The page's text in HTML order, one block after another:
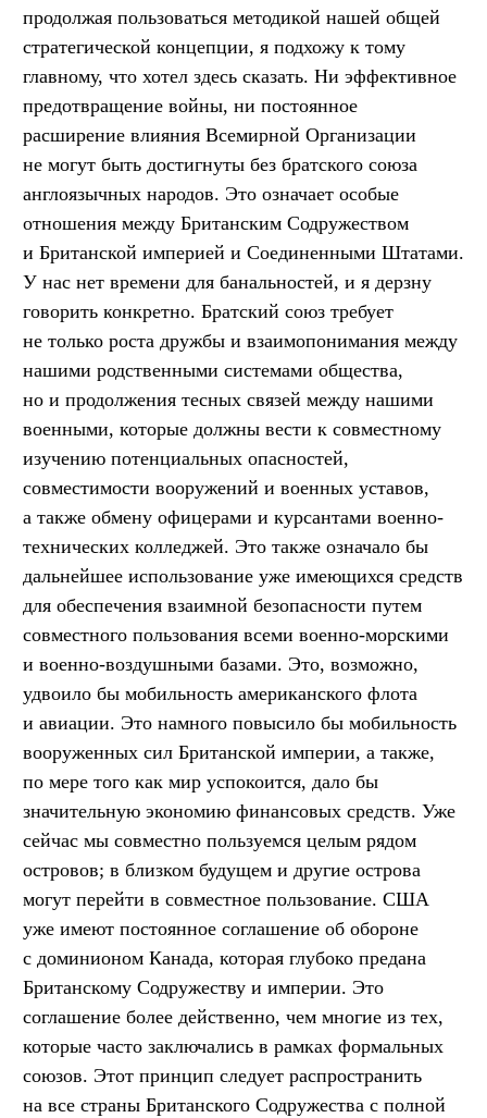
продолжая пользоваться методикой нашей общей
стратегической концепции, я подхожу к тому
главному, что хотел здесь сказать. Ни эффективное
предотвращение войны, ни постоянное
расширение влияния Всемирной Организации
не могут быть достигнуты без братского союза
англоязычных народов. Это означает особые
отношения между Британским Содружеством
и Британской империей и Соединенными Штатами.
У нас нет времени для банальностей, и я дерзну
говорить конкретно. Братский союз требует
не только роста дружбы и взаимопонимания между
нашими родственными системами общества,
но и продолжения тесных связей между нашими
военными, которые должны вести к совместному
изучению потенциальных опасностей,
совместимости вооружений и военных уставов,
а также обмену офицерами и курсантами военно-
технических колледжей. Это также означало бы
дальнейшее использование уже имеющихся средств
для обеспечения взаимной безопасности путем
совместного пользования всеми военно-морскими
и военно-воздушными базами. Это, возможно,
удвоило бы мобильность американского флота
и авиации. Это намного повысило бы мобильность
вооруженных сил Британской империи, а также,
по мере того как мир успокоится, дало бы
значительную экономию финансовых средств. Уже
сейчас мы совместно пользуемся целым рядом
островов; в близком будущем и другие острова
могут перейти в совместное пользование. США
уже имеют постоянное соглашение об обороне
с доминионом Канада, которая глубоко предана
Британскому Содружеству и империи. Это
соглашение более действенно, чем многие из тех,
которые часто заключались в рамках формальных
союзов. Этот принцип следует распространить
на все страны Британского Содружества с полной